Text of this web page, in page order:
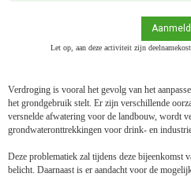
Let op, aan deze activiteit zijn
Verdroging is vooral het gevolg van het
het grondgebruik stelt. Er zijn verschillende
versnelde afwatering voor de landbouw, wordt
grondwateronttrekkingen voor drink- en
Deze problematiek zal tijdens deze bijeenkomst
belicht. Daarnaast is er aandacht voor de